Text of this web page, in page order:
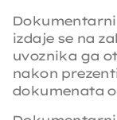
izdaje se na
uvoznika ga
nakon
dokumenata